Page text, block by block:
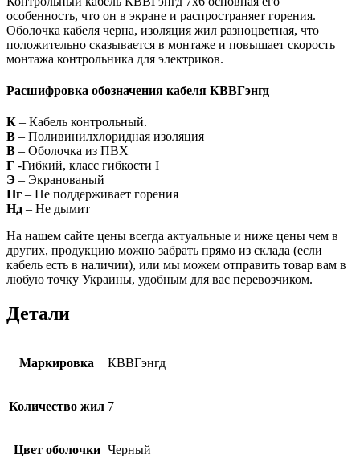
особенность, что он в экране и распространяет горения.
Оболочка кабеля черна, изоляция жил разноцветная, что
положительно сказывается в монтаже и повышает скорость
монтажа контрольника для электриков.
Расшифровка обозначения кабеля КВВГэнгд
К – Кабель контрольный.
В – Поливинилхлоридная изоляция
В – Оболочка из ПВХ
Г -Гибкий, класс гибкости I
Э – Экранованый
Нг – Не поддерживает горения
Нд – Не дымит
На нашем сайте цены всегда актуальные и ниже цены чем в
других, продукцию можно забрать прямо из склада (если
кабель есть в наличии), или мы можем отправить товар вам в
любую точку Украины, удобным для вас перевозчиком.
Детали
Маркировка КВВГэнгд
Количество жил 7
Цвет оболочки Черный